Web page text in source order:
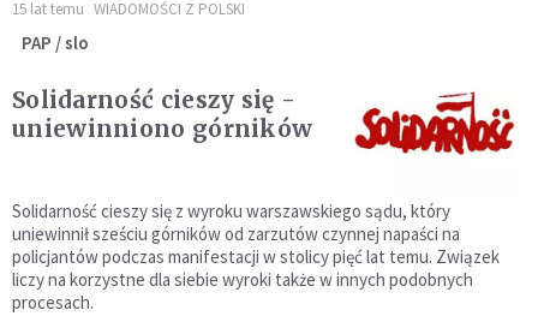
15 lat temu WIADOMOŚCI Z POLSKI
PAP / slo
Solidarność cieszy się -
uniewinniono górników
Solidarność cieszy się z wyroku warszawskiego sądu, który
uniewinnił sześciu górników od zarzutów czynnej napaści na
policjantów podczas manifestacji w stolicy pięć lat temu. Związek
liczy na korzystne dla siebie wyroki także w innych podobnych
procesach.